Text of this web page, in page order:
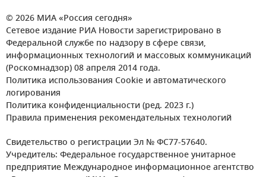
© 2026 МИА «Россия сегодня»
Сетевое издание РИА Новости зарегистрировано в
Федеральной службе по надзору в сфере связи,
информационных технологий и массовых коммуникаций
(Роскомнадзор) 08 апреля 2014 года.
Политика использования Cookie и автоматического
логирования
Политика конфиденциальности (ред. 2023 г.)
Правила применения рекомендательных технологий
Свидетельство о регистрации Эл № ФС77-57640.
Учредитель: Федеральное государственное унитарное
предприятие Международное информационное агентство